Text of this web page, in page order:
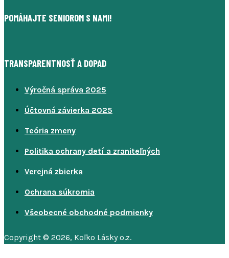
POMÁHAJTE SENIOROM S NAMI!
TRANSPARENTNOSŤ A DOPAD
Výročná správa 2025
Účtovná závierka 2025
Teória zmeny
Politika ochrany detí a zraniteľných
Verejná zbierka
Ochrana súkromia
Všeobecné obchodné podmienky
Copyright © 2026, Koľko Lásky o.z.